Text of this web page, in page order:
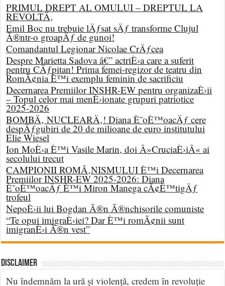
PRIMUL DREPT AL OMULUI – DREPTUL LA
REVOLTÄ‚
Emil Boc nu trebuie lÄƒsat sÄƒ transforme Clujul
Ã®ntr-o groapÄƒ de gunoi!
Comandantul Legionar Nicolae CrÄƒcea
Despre Marietta Sadova â€” actriÈ›a care a suferit
pentru CÄƒpitan! Prima femei-regizor de teatru din
RomÃ¢nia È™i exemplu feminin de sacrificiu
Decernarea Premiilor INSHR-EW pentru organizaÈ›ii
– Topul celor mai menÈ›ionate grupuri patriotice
2025-2026
BOMBÄ‚ NUCLEARÄ‚! Diana È˜oÈ™oacÄƒ cere
despÄƒgubiri de 20 de milioane de euro institutului
Elie Wiesel
Ion MoÈ›a È™i Vasile Marin, doi Â»CruciaÈ›iÂ« ai
secolului trecut
CAMPIONII ROMÃ‚NISMULUI È™i Decernarea
Premiilor INSHR-EW 2025-2026: Diana
È˜oÈ™oacÄƒ È™i Miron Manega cÃ¢È™tigÄƒ
trofeul
NepoÈ›ii lui Bogdan Ã®n Ã®nchisorile comuniste
“Te opui imigraÈ›iei? Dar È™i romÃ¢nii sunt
imigranÈ›i Ã®n vest”
DISCLAIMER
Nu îndemnăm la ură și violență, credem în revoluție